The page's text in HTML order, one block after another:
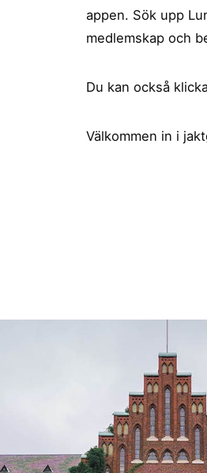
appen. Sök upp
medlemskap och
Du kan också klicka
Välkommen in i